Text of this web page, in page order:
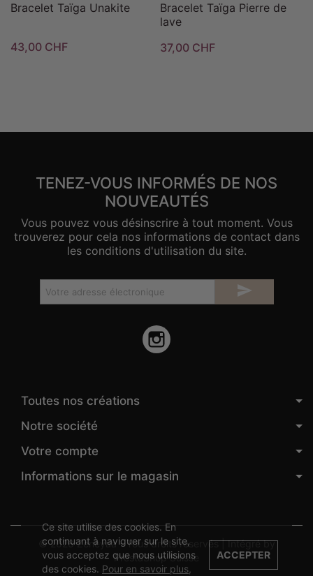
Bracelet Taïga Unakite
43,00 CHF
Bracelet Taïga Pierre de
lave
37,00 CHF
TENEZ-VOUS INFORMÉS DE NOS
NOUVEAUTÉS
Vous pouvez vous désinscrire à tout moment. Vous
trouverez pour cela nos informations de contact dans
les conditions d'utilisation du site.

Toutes nos créations
Notre société
Votre compte
Informations sur le magasin
© 2026 Zeneyaa - Tous droits réservés | Intégré by
PrestaShop Suisse
Ce site utilise des cookies. En
continuant à naviguer sur le site,
vous acceptez que nous utilisions
des cookies. Pour en savoir plus,
ACCEPTER